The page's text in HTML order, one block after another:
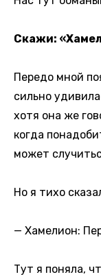
Скажи:
Передо мной
сильно
хотя она же
когда
может
Но я тихо
— Хамелион:
Тут я поняла,